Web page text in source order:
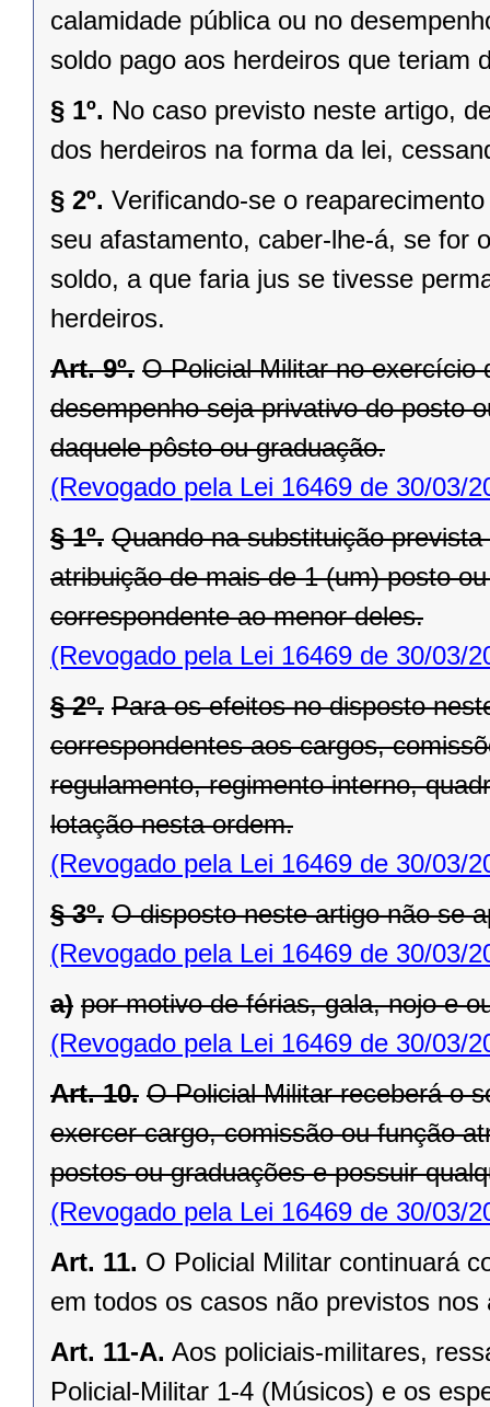
calamidade pública ou no
soldo pago aos herdeiros que teriam
§ 1º. No caso previsto neste artigo,
dos herdeiros na forma da lei,
§ 2º. Verificando-se o
seu afastamento, caber-lhe-á, se for
soldo, a que faria jus se tivesse
herdeiros.
Art. 9º. O Policial Militar no exercício
desempenho seja privativo do posto
daquele pôsto ou graduação.
(Revogado pela Lei 16469 de 30/03/
§ 1º. Quando na substituição
atribuição de mais de 1 (um) posto
correspondente ao menor deles.
(Revogado pela Lei 16469 de 30/03/
§ 2º. Para os efeitos no disposto
correspondentes aos cargos,
regulamento, regimento interno,
lotação nesta ordem.
(Revogado pela Lei 16469 de 30/03/
§ 3º. O disposto neste artigo não se
(Revogado pela Lei 16469 de 30/03/
a) por motivo de férias, gala, nojo e
(Revogado pela Lei 16469 de 30/03/
Art. 10. O Policial Militar receberá o
exercer cargo, comissão ou função
postos ou graduações e possuir
(Revogado pela Lei 16469 de 30/03/
Art. 11. O Policial Militar continuará
em todos os casos não previstos nos
Art. 11-A. Aos policiais-militares,
Policial-Militar 1-4 (Músicos) e os